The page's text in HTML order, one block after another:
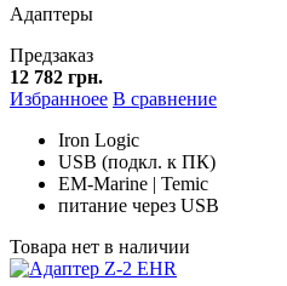
Адаптеры
Предзаказ
12 782 грн.
Избранноее В сравнение
Iron Logic
USB (подкл. к ПК)
EM-Marine | Temic
питание через USB
Товара нет в наличии